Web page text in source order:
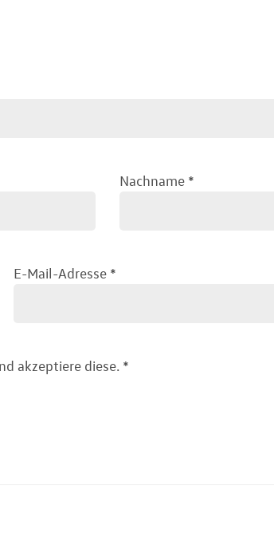
Nachname *
E-Mail-Adresse *
akzeptiere diese. *